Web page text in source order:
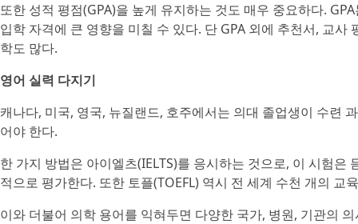
또한 성적 평점(GPA)을 높게 유지하는 것도 매우 중요하다.
입학 자격에 큰 영향을 미칠 수 있다. 단 GPA 외에 추천서, 교
학도 많다.
영어 실력 다지기
캐나다, 미국, 영국, 뉴질랜드, 호주에서는 의대 졸업생이 수련
어야 한다.
한 가지 방법은 아이엘츠(IELTS)를 응시하는 것으로, 이 시험
적으로 평가한다. 또한 토플(TOEFL) 역시 전 세계 수천 개의 교
이와 더불어 의학 용어를 익혀두면 다양한 국가, 병원, 기관의